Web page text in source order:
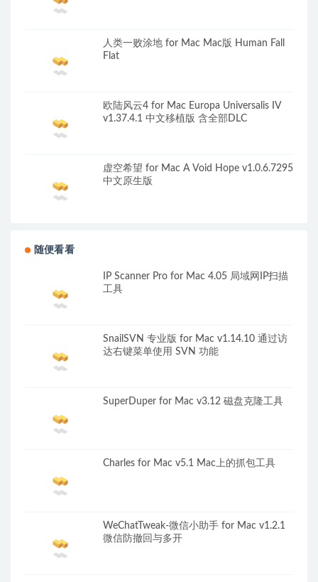
人类一败涂地 for Mac Mac版 Human Fall
Flat
欧陆风云4 for Mac Europa Universalis IV
v1.37.4.1 中文移植版 含全部DLC
虚空希望 for Mac A Void Hope v1.0.6.7295
中文原生版
随便看看
IP Scanner Pro for Mac 4.05 局域网IP扫描
工具
SnailSVN 专业版 for Mac v1.14.10 通过访
达右键菜单使用 SVN 功能
SuperDuper for Mac v3.12 磁盘克隆工具
Charles for Mac v5.1 Mac上的抓包工具
WeChatTweak-微信小助手 for Mac v1.2.1
微信防撤回与多开